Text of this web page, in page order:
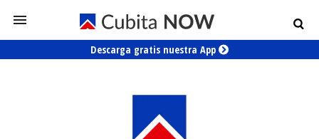
Descarga gratis nuestra App